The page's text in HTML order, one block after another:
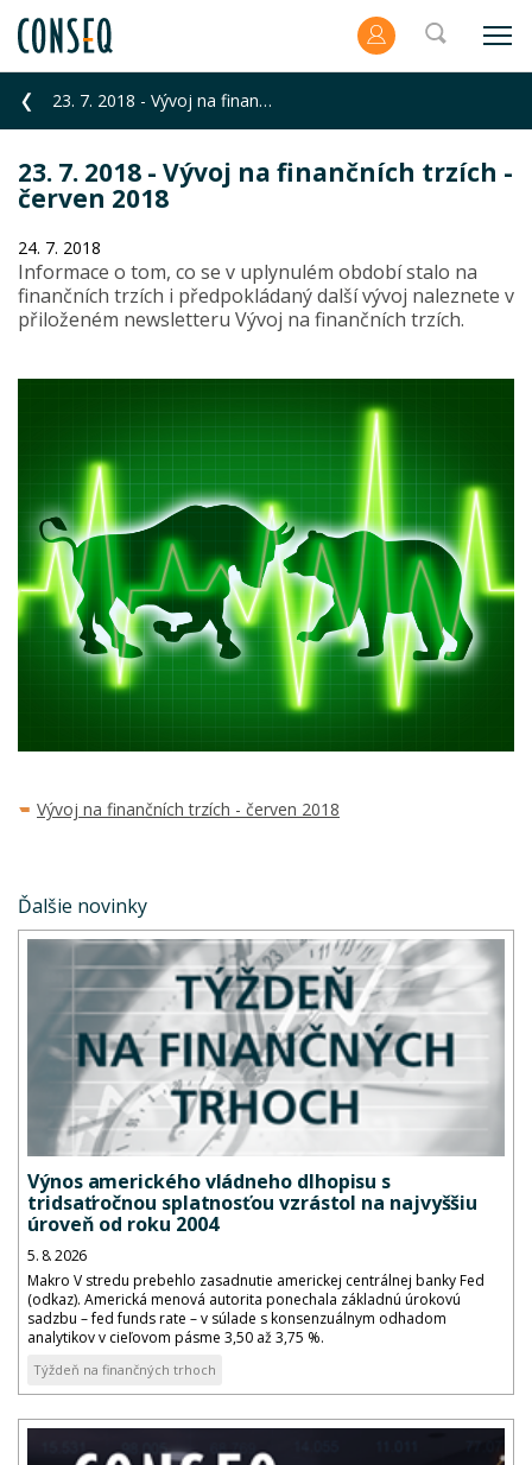
23. 7. 2018 - Vývoj na finančních trzích - červen 2018
23. 7. 2018 - Vývoj na finančních trzích -
červen 2018
24. 7. 2018
Informace o tom, co se v uplynulém období stalo na
finančních trzích i předpokládaný další vývoj naleznete v
přiloženém newsletteru Vývoj na finančních trzích.
Vývoj na finančních trzích - červen 2018
Ďalšie novinky
Výnos amerického vládneho dlhopisu s
tridsaťročnou splatnosťou vzrástol na najvyššiu
úroveň od roku 2004
5. 8. 2026
Makro V stredu prebehlo zasadnutie americkej centrálnej banky Fed
(odkaz). Americká menová autorita ponechala základnú úrokovú
sadzbu – fed funds rate – v súlade s konsenzuálnym odhadom
analytikov v cieľovom pásme 3,50 až 3,75 %.
Týždeň na finančných trhoch